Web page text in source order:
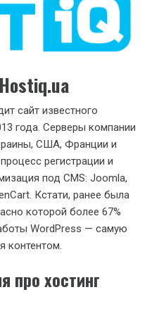
сайт известного
года. Серверы компании
США, Франции и
регистрации и
под CMS: Joomla,
Кстати, ранее была
которой более 67%
WordPress — самую
контентом.
про хостинг